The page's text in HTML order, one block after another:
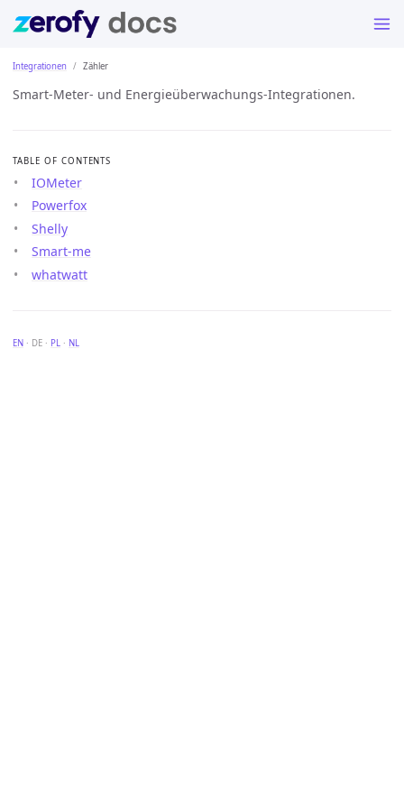
Integrationen Zähler
Smart-Meter- und Energieüberwachungs-Integrationen.
TABLE OF CONTENTS
IOMeter
Powerfox
Shelly
Smart-me
whatwatt
EN · DE · PL · NL